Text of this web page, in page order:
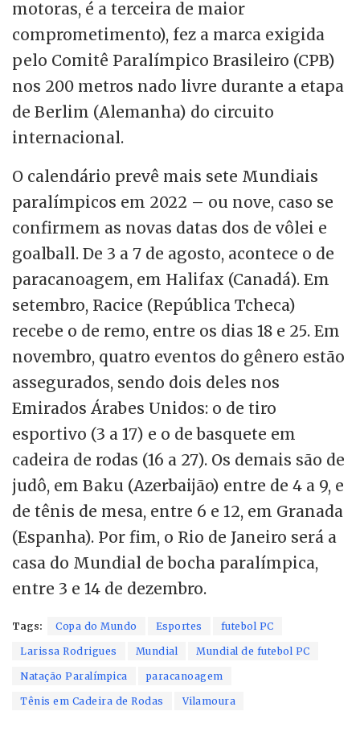
motoras, é a terceira de maior
comprometimento), fez a marca exigida
pelo Comitê Paralímpico Brasileiro (CPB)
nos 200 metros nado livre durante a etapa
de Berlim (Alemanha) do circuito
internacional.
O calendário prevê mais sete Mundiais
paralímpicos em 2022 – ou nove, caso se
confirmem as novas datas dos de vôlei e
goalball. De 3 a 7 de agosto, acontece o de
paracanoagem, em Halifax (Canadá). Em
setembro, Racice (República Tcheca)
recebe o de remo, entre os dias 18 e 25. Em
novembro, quatro eventos do gênero estão
assegurados, sendo dois deles nos
Emirados Árabes Unidos: o de tiro
esportivo (3 a 17) e o de basquete em
cadeira de rodas (16 a 27). Os demais são de
judô, em Baku (Azerbaijão) entre de 4 a 9, e
de tênis de mesa, entre 6 e 12, em Granada
(Espanha). Por fim, o Rio de Janeiro será a
casa do Mundial de bocha paralímpica,
entre 3 e 14 de dezembro.
Tags: Copa do Mundo Esportes futebol PC
Larissa Rodrigues Mundial Mundial de futebol PC
Natação Paralímpica paracanoagem
Tênis em Cadeira de Rodas Vilamoura